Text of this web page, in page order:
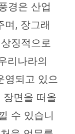
경은 산업
며, 장그래
징적으로
리나라의
영되고 있으
장면을 떠올
수 있습니